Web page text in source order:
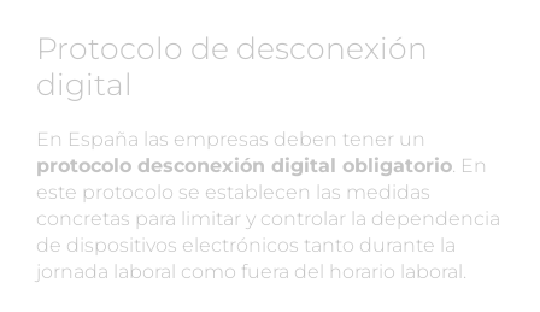
Protocolo de desconexión
digital
En España las empresas deben tener un
protocolo desconexión digital obligatorio. En
este protocolo se establecen las medidas
concretas para limitar y controlar la dependencia
de dispositivos electrónicos tanto durante la
jornada laboral como fuera del horario laboral.